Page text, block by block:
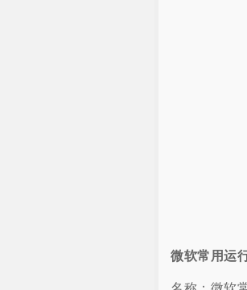
微软常用运